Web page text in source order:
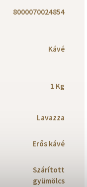
8000070024854
Kávé
1 Kg
Lavazza
Erős kávé
Szárított
gyümölcs